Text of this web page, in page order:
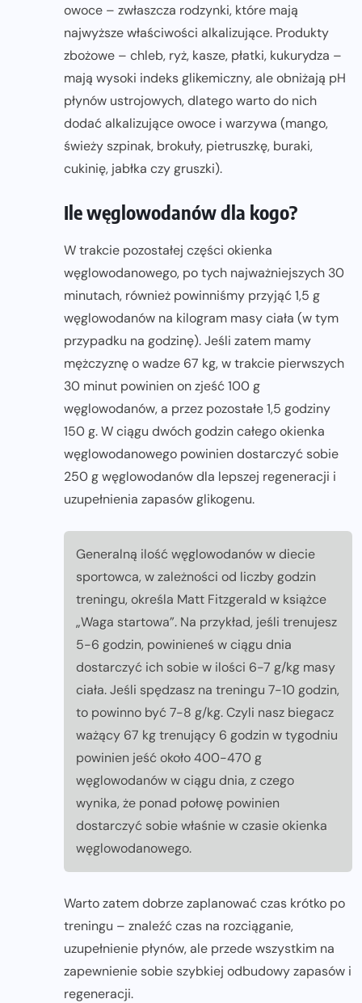
owoce – zwłaszcza rodzynki, które mają
najwyższe właściwości alkalizujące. Produkty
zbożowe – chleb, ryż, kasze, płatki, kukurydza –
mają wysoki indeks glikemiczny, ale obniżają pH
płynów ustrojowych, dlatego warto do nich
dodać alkalizujące owoce i warzywa (mango,
świeży szpinak, brokuły, pietruszkę, buraki,
cukinię, jabłka czy gruszki).
Ile węglowodanów dla kogo?
W trakcie pozostałej części okienka
węglowodanowego, po tych najważniejszych 30
minutach, również powinniśmy przyjąć 1,5 g
węglowodanów na kilogram masy ciała (w tym
przypadku na godzinę). Jeśli zatem mamy
mężczyznę o wadze 67 kg, w trakcie pierwszych
30 minut powinien on zjeść 100 g
węglowodanów, a przez pozostałe 1,5 godziny
150 g. W ciągu dwóch godzin całego okienka
węglowodanowego powinien dostarczyć sobie
250 g węglowodanów dla lepszej regeneracji i
uzupełnienia zapasów glikogenu.
Generalną ilość węglowodanów w diecie
sportowca, w zależności od liczby godzin
treningu, określa Matt Fitzgerald w książce
„Waga startowa”. Na przykład, jeśli trenujesz
5-6 godzin, powinieneś w ciągu dnia
dostarczyć ich sobie w ilości 6-7 g/kg masy
ciała. Jeśli spędzasz na treningu 7-10 godzin,
to powinno być 7-8 g/kg. Czyli nasz biegacz
ważący 67 kg trenujący 6 godzin w tygodniu
powinien jeść około 400-470 g
węglowodanów w ciągu dnia, z czego
wynika, że ponad połowę powinien
dostarczyć sobie właśnie w czasie okienka
węglowodanowego.
Warto zatem dobrze zaplanować czas krótko po
treningu – znaleźć czas na rozciąganie,
uzupełnienie płynów, ale przede wszystkim na
zapewnienie sobie szybkiej odbudowy zapasów i
regeneracji.